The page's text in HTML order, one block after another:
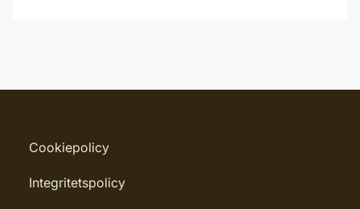
Penselborste, Roller, Spackel, Trasa
Rekommenderat antal strykningar:
Cookiepolicy
Integritetspolicy